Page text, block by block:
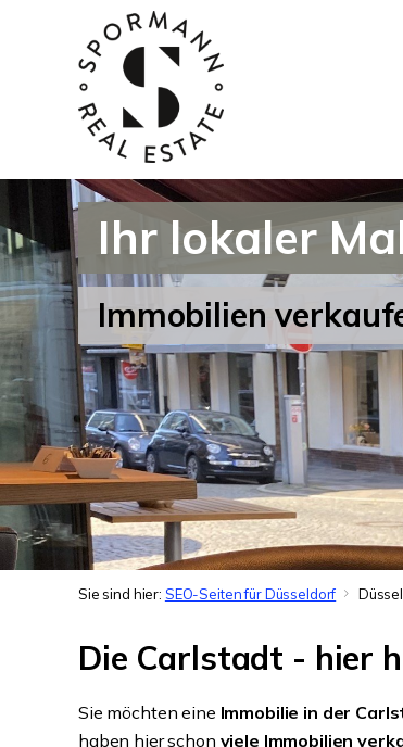
Ihr lokaler
Immobilien
Sie sind hier: SEO-Seiten für Düsseldorf
Die Carlstadt - hier
Sie möchten eine Immobilie in der
haben hier schon viele Immobilien